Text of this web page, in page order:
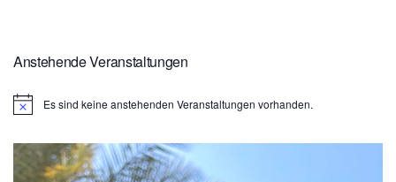
Anstehende Veranstaltungen
H
w
Es sind keine anstehenden Veranstaltungen vorhanden.